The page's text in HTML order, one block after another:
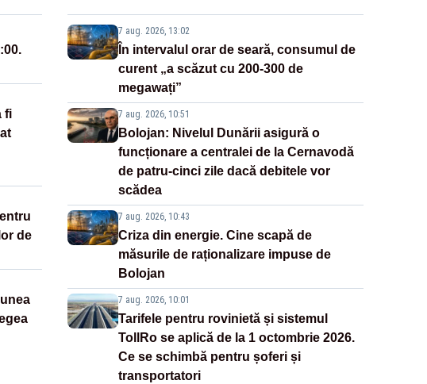
fi
de
7 aug. 2026, 13:02
În intervalul orar de seară, consumul de
curent „a scăzut cu 200-300 de
megawați”
7 aug. 2026, 10:51
Bolojan: Nivelul Dunării asigură o
funcționare a centralei de la Cernavodă
de patru-cinci zile dacă debitele vor
scădea
7 aug. 2026, 10:43
Criza din energie. Cine scapă de
măsurile de raționalizare impuse de
Bolojan
7 aug. 2026, 10:01
Tarifele pentru rovinietă și sistemul
TollRo se aplică de la 1 octombrie 2026.
Ce se schimbă pentru șoferi și
transportatori